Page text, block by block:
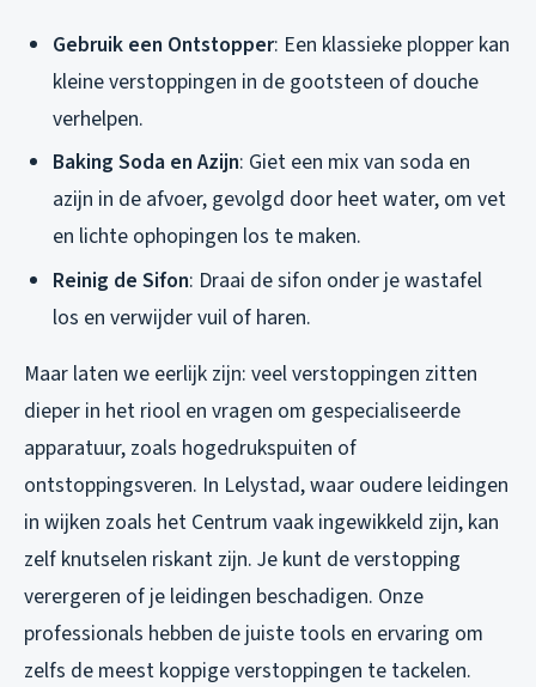
Gebruik een Ontstopper: Een klassieke plopper kan
kleine verstoppingen in de gootsteen of douche
verhelpen.
Baking Soda en Azijn: Giet een mix van soda en
azijn in de afvoer, gevolgd door heet water, om vet
en lichte ophopingen los te maken.
Reinig de Sifon: Draai de sifon onder je wastafel
los en verwijder vuil of haren.
Maar laten we eerlijk zijn: veel verstoppingen zitten
dieper in het riool en vragen om gespecialiseerde
apparatuur, zoals hogedrukspuiten of
ontstoppingsveren. In Lelystad, waar oudere leidingen
in wijken zoals het Centrum vaak ingewikkeld zijn, kan
zelf knutselen riskant zijn. Je kunt de verstopping
verergeren of je leidingen beschadigen. Onze
professionals hebben de juiste tools en ervaring om
zelfs de meest koppige verstoppingen te tackelen.